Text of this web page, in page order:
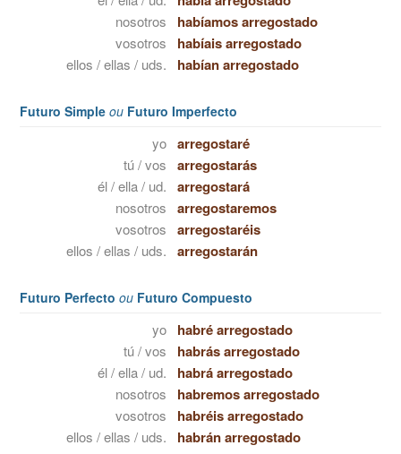
nosotros habíamos arregostado
vosotros habíais arregostado
ellos / ellas / uds. habían arregostado
Futuro Simple ou Futuro Imperfecto
yo arregostaré
tú / vos arregostarás
él / ella / ud. arregostará
nosotros arregostaremos
vosotros arregostaréis
ellos / ellas / uds. arregostarán
Futuro Perfecto ou Futuro Compuesto
yo habré arregostado
tú / vos habrás arregostado
él / ella / ud. habrá arregostado
nosotros habremos arregostado
vosotros habréis arregostado
ellos / ellas / uds. habrán arregostado